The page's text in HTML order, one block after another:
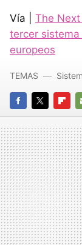
Vía | The Next
tercer
europeos
FACEBOOK
TWITTER
TEMAS